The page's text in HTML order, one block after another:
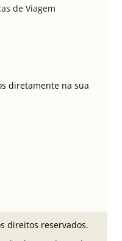
de Viagem
diretamente na sua
direitos reservados.